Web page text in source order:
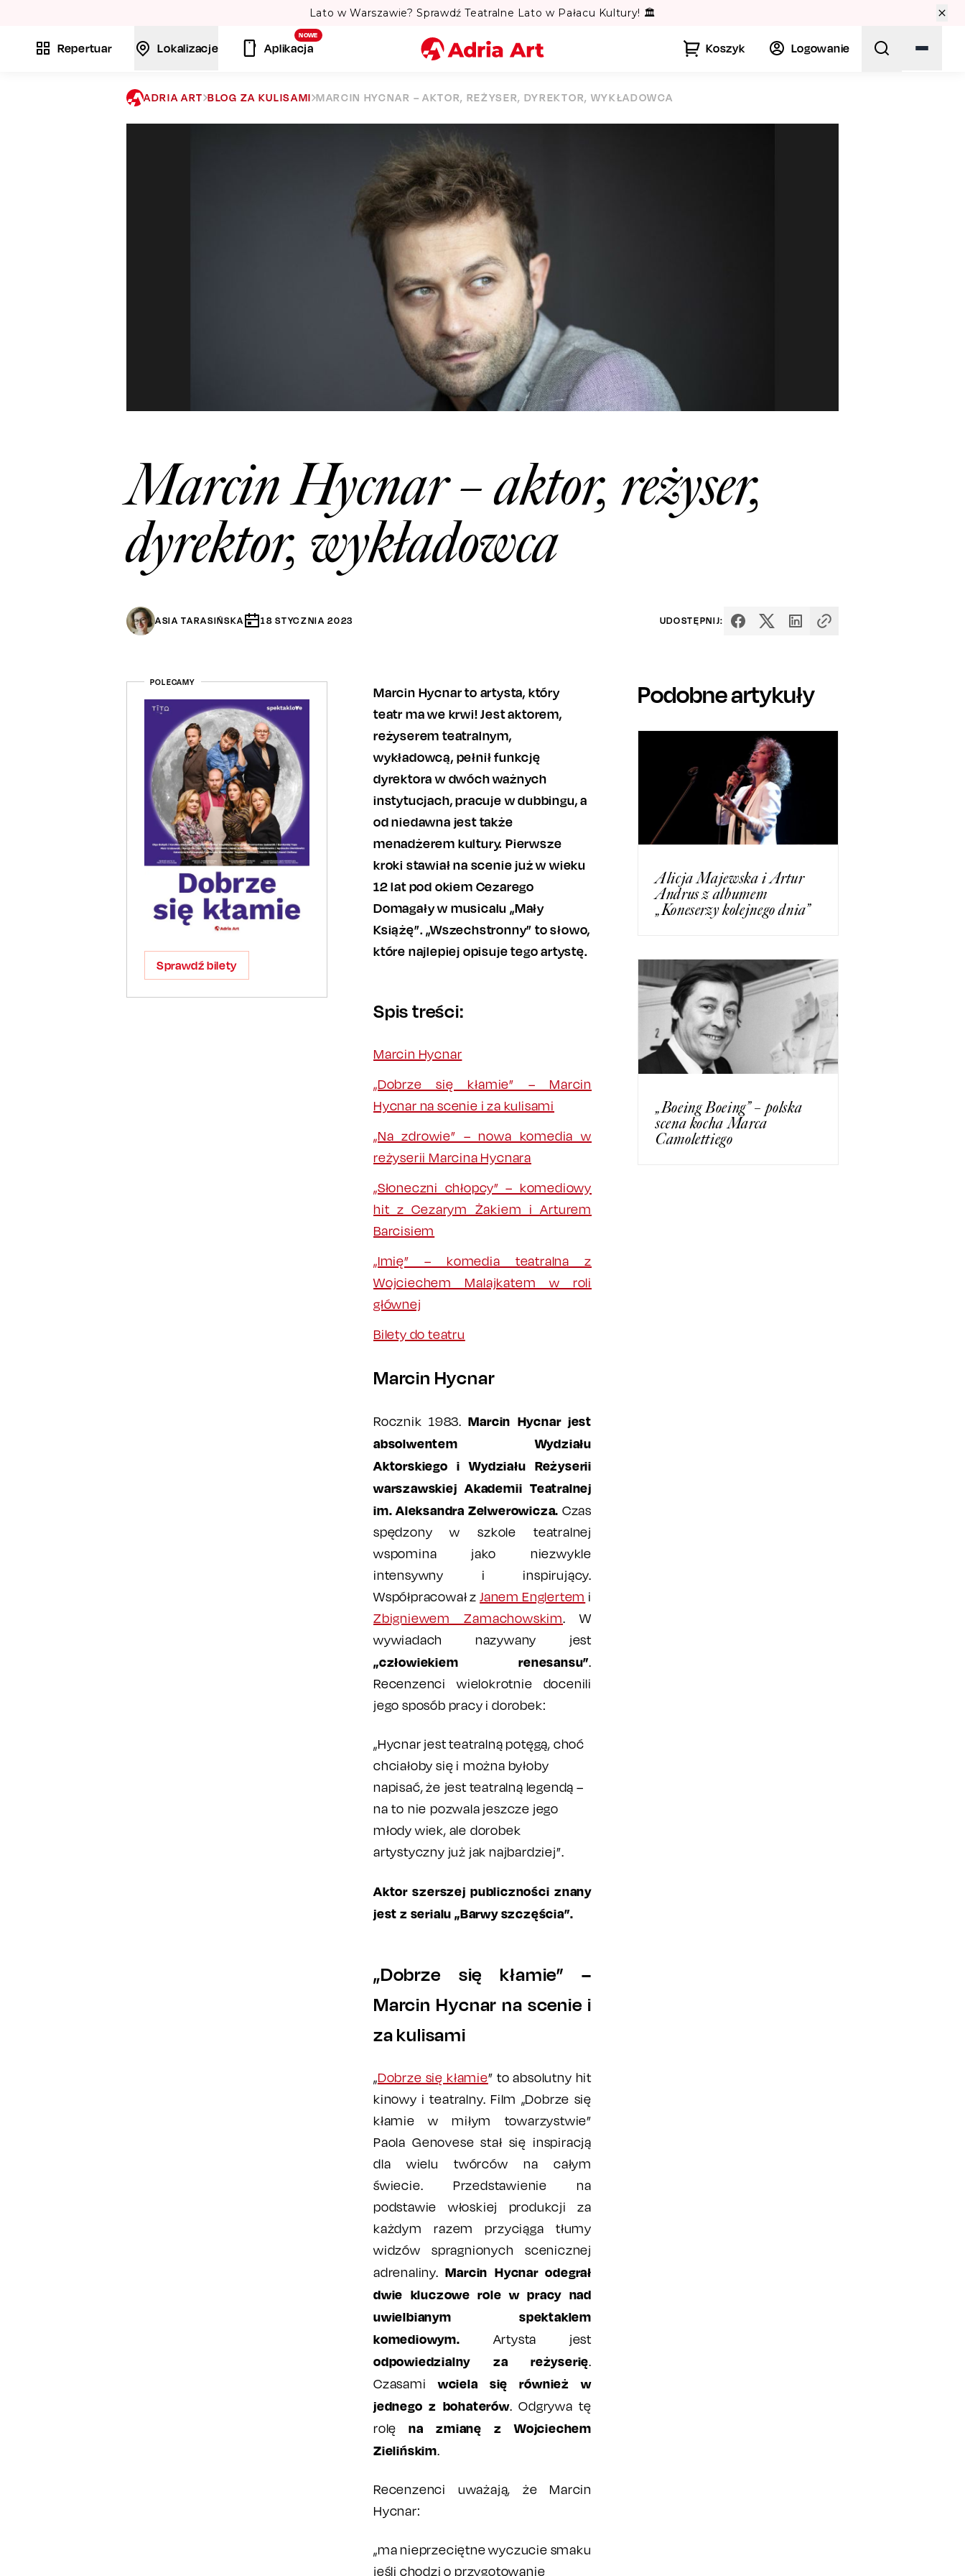
Lato w Warszawie? Sprawdź Teatralne Lato w Pałacu Kultury! 🏛️
Repertuar Lokalizacje
NOWE
Aplikacja Koszyk Logowanie
Miasto
Szukaj
ADRIA ART BLOG ZA KULISAMI MARCIN HYCNAR – AKTOR, REŻYSER, DYREKTOR, WYKŁADOWCA
Marcin Hycnar – aktor, reżyser,
dyrektor, wykładowca
ASIA TARASIŃSKA 18 STYCZNIA 2023 UDOSTĘPNIJ:
POLECAMY
Sprawdź bilety
Marcin Hycnar to artysta, który
teatr ma we krwi! Jest aktorem,
reżyserem teatralnym,
wykładowcą, pełnił funkcję
dyrektora w dwóch ważnych
instytucjach, pracuje w dubbingu, a
od niedawna jest także
menadżerem kultury. Pierwsze
kroki stawiał na scenie już w wieku
12 lat pod okiem Cezarego
Domagały w musicalu „Mały
Książę”. „Wszechstronny” to słowo,
które najlepiej opisuje tego artystę.
Spis treści:
Marcin Hycnar
„Dobrze się kłamie” – Marcin
Hycnar na scenie i za kulisami
„Na zdrowie” – nowa komedia w
reżyserii Marcina Hycnara
„Słoneczni chłopcy” – komediowy
hit z Cezarym Żakiem i Arturem
Barcisiem
„Imię” – komedia teatralna z
Wojciechem Malajkatem w roli
głównej
Bilety do teatru
Marcin Hycnar
Rocznik 1983.Marcin Hycnar jest
absolwentem Wydziału
Aktorskiego i Wydziału Reżyserii
warszawskiej Akademii Teatralnej
im. Aleksandra Zelwerowicza. Czas
spędzony w szkole teatralnej
wspomina jako niezwykle
intensywny i inspirujący.
Współpracował zJanem Englertem i
Zbigniewem Zamachowskim. W
wywiadach nazywany jest
„człowiekiem renesansu”.
Recenzenci wielokrotnie docenili
jego sposób pracy i dorobek:
„Hycnar jest teatralną potęgą, choć
chciałoby się i można byłoby
napisać, że jest teatralną legendą –
na to nie pozwala jeszcze jego
młody wiek, ale dorobek
artystyczny już jak najbardziej”.
Aktor szerszej publiczności znany
jest z serialu „Barwy szczęścia”.
„Dobrze się kłamie” –
Marcin Hycnar na scenie i
za kulisami
„Dobrze się kłamie” to absolutny hit
kinowy i teatralny. Film „Dobrze się
kłamie w miłym towarzystwie”
Paola Genovese stał się inspiracją
dla wielu twórców na całym
świecie. Przedstawienie na
podstawie włoskiej produkcji za
każdym razem przyciąga tłumy
widzów spragnionych scenicznej
adrenaliny.Marcin Hycnar odegrał
dwie kluczowe role w pracy nad
uwielbianym spektaklem
komediowym. Artysta jest
odpowiedzialny za reżyserię.
Czasamiwciela się również w
jednego z bohaterów. Odgrywa tę
rolęna zmianę z Wojciechem
Zielińskim.
Recenzenci uważają, że Marcin
Hycnar:
„ma nieprzeciętne wyczucie smaku
jeśli chodzi o przygotowanie
Podobne artykuły
Alicja Majewska i Artur
Andrus z albumem
„Koneserzy kolejnego dnia”
„Boeing Boeing” – polska
scena kocha Marca
Camolettiego